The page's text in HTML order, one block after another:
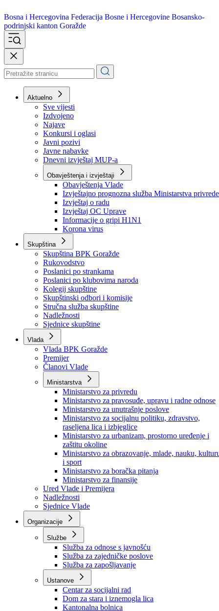
Bosna i Hercegovina
podrinjski kanton Goražde
Aktuelno
Sve vijesti
Izdvojeno
Najave
Konkursi i oglasi
Javni pozivi
Javne nabavke
Dnevni izvještaj MUP-a
Obavještenja i izvještaji
Obavještenja Vlade
Izvještajno prognozna služba Ministarstva privrede
Izvještaj o radu
Izvještaj OC Uprave
Informacije o gripi H1N1
Korona virus
Skupština
Skupština BPK Goražde
Rukovodstvo
Poslanici po strankama
Poslanici po klubovima naroda
Kolegij skupštine
Skupštinski odbori i komisije
Stručna služba skupštine
Nadležnosti
Sjednice skupštine
Vlada
Vlada BPK Goražde
Premijer
Članovi Vlade
Ministarstva
Ministarstvo za privredu
Ministarstvo za pravosuđe, upravu i radne odnose
Ministarstvo za unutrašnje poslove
Ministarstvo za socijalnu politiku, zdravstvo,
raseljena lica i izbjeglice
Ministarstvo za urbanizam, prostorno uređenje i
zaštitu okoline
Ministarstvo za obrazovanje, mlade, nauku,
i sport
Ministarstvo za boračka pitanja
Ministarstvo za finansije
Ured Vlade i Premijera
Nadležnosti
Sjednice Vlade
Organizacije
Službe
Služba za odnose s javnošću
Služba za zajedničke poslove
Služba za zapošljavanje
Ustanove